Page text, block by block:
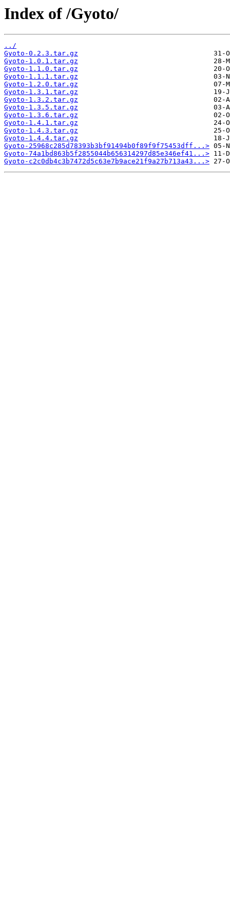
Index of /Gyoto/
../
Gyoto-0.2.3.tar.gz
Gyoto-1.0.1.tar.gz
Gyoto-1.1.0.tar.gz
Gyoto-1.1.1.tar.gz
Gyoto-1.2.0.tar.gz
Gyoto-1.3.1.tar.gz
Gyoto-1.3.2.tar.gz
Gyoto-1.3.5.tar.gz
Gyoto-1.3.6.tar.gz
Gyoto-1.4.1.tar.gz
Gyoto-1.4.3.tar.gz
Gyoto-1.4.4.tar.gz
Gyoto-25968c285d78393b3bf91494b0f89f9f75453dff...>
Gyoto-74a1bd863b5f2855044b656314297d85e346ef41...>
Gyoto-c2c0db4c3b7472d5c63e7b9ace21f9a27b713a43...>